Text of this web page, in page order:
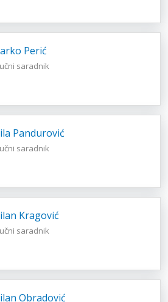
Perić
saradnik
Pandurović
saradnik
Kragović
saradnik
Obradović